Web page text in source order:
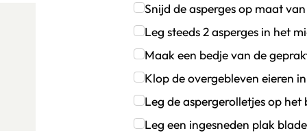
Klik om dit selectievakje aan
Snijd de asperges op maat
Klik om dit selectievakje aan
Leg steeds 2 asperges in het
Klik om dit selectievakje aan
Maak een bedje van de
Klik om dit selectievakje aan
Klop de overgebleven eieren
Klik om dit selectievakje aan
Leg de aspergerolletjes op het
Klik om dit selectievakje aan
Leg een ingesneden plak